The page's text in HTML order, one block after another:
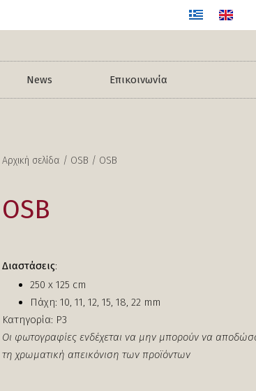
News Επικοινωνία
Αρχική σελίδα / OSB / OSB
OSB
Διαστάσεις:
250 x 125 cm
Πάχη: 10, 11, 12, 15, 18, 22 mm
Κατηγορία: P3
Οι φωτογραφίες ενδέχεται να μην μπορούν να
τη χρωματική απεικόνιση των προϊόντων